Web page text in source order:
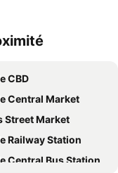
CBD
Central Market
Street Market
Railway Station
Central Bus Station